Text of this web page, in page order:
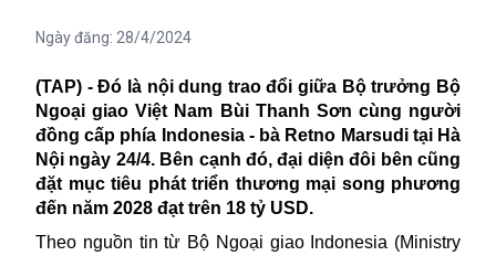
Ngày đăng: 28/4/2024
(TAP) - Đó là nội dung trao đổi giữa Bộ trưởng Bộ
Ngoại giao Việt Nam Bùi Thanh Sơn cùng người
đồng cấp phía Indonesia - bà Retno Marsudi tại Hà
Nội ngày 24/4. Bên cạnh đó, đại diện đôi bên cũng
đặt mục tiêu phát triển thương mại song phương
đến năm 2028 đạt trên 18 tỷ USD.
Theo nguồn tin từ Bộ Ngoại giaoIndonesia (Ministry